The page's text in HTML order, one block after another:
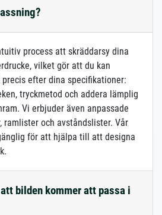
process att skräddarsy dina
vilket gör att du kan
efter dina specifikationer:
tryckmetod och addera lämplig
Vi erbjuder även anpassade
ramlister och avståndslister. Vår
för att hjälpa till att designa
bilden kommer att passa i